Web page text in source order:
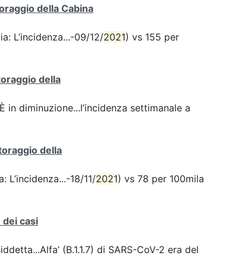
della Cabina
L’incidenza...-09/12/2021) vs 155 per
della
diminuzione...l’incidenza settimanale a
della
18/11/2021) vs 78 per 100mila
dei casi
(B.1.1.7) di SARS-CoV-2 era del